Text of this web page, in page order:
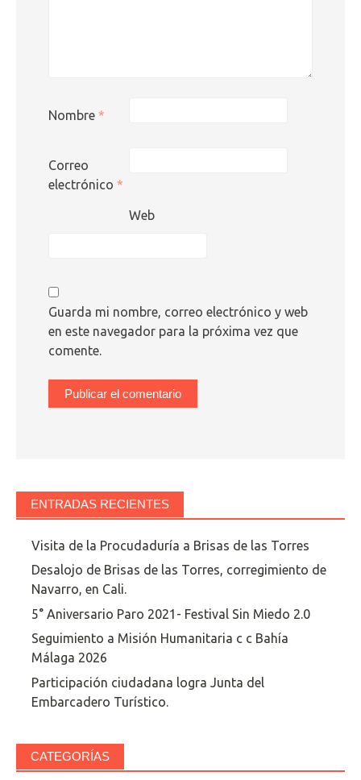
Nombre *
Correo
electrónico *
Web
Guarda mi nombre, correo electrónico y web
en este navegador para la próxima vez que
comente.
ENTRADAS RECIENTES
Visita de la Procudaduría a Brisas de las Torres
Desalojo de Brisas de las Torres, corregimiento de
Navarro, en Cali.
5° Aniversario Paro 2021- Festival Sin Miedo 2.0
Seguimiento a Misión Humanitaria c c Bahía
Málaga 2026
Participación ciudadana logra Junta del
Embarcadero Turístico.
CATEGORÍAS